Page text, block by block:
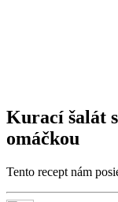
Kurací šalát
omáčkou
Tento recept nám